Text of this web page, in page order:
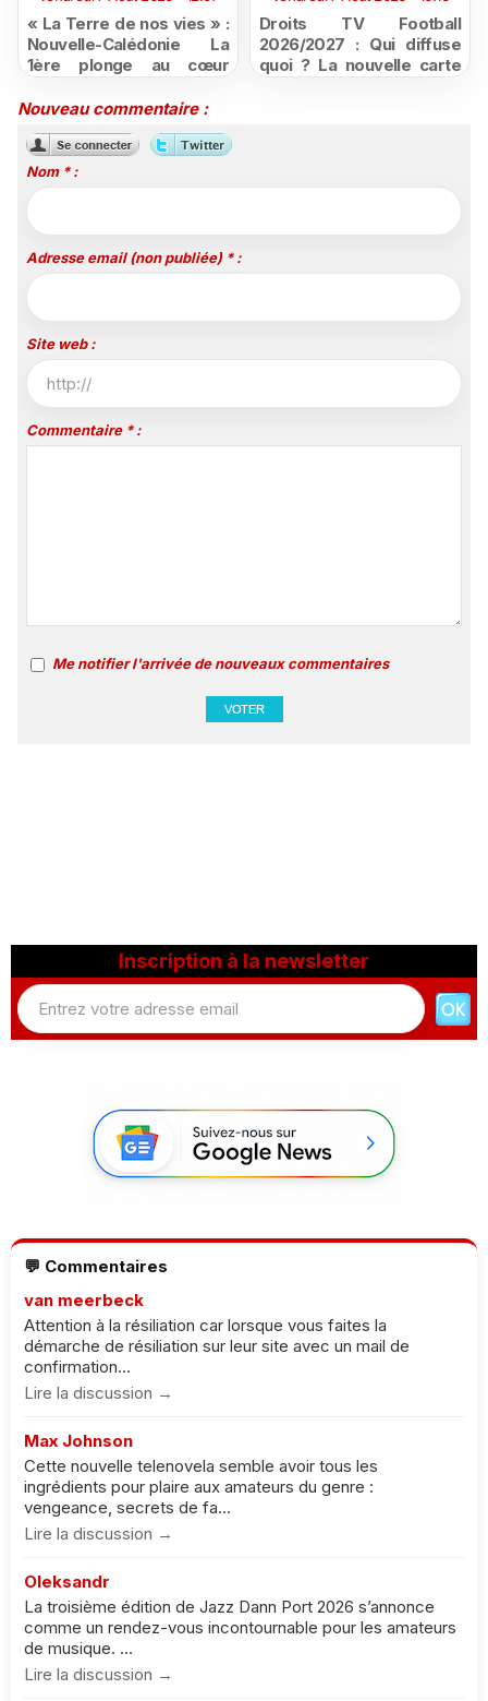
« La Terre de nos vies » :
Nouvelle-Calédonie La
1ère plonge au cœur
mutation
Droits TV Football
2026/2027 : Qui diffuse
quoi ? La nouvelle carte
Nouveau commentaire :
Nom * :
Adresse email (non publiée) * :
Site web :
Commentaire * :
Me notifier l'arrivée de nouveaux commentaires
Inscription à la newsletter
💬 Commentaires
van meerbeck
Attention à la résiliation car lorsque vous faites la
démarche de résiliation sur leur site avec un mail de
confirmation...
Lire la discussion →
Max Johnson
Cette nouvelle telenovela semble avoir tous les
ingrédients pour plaire aux amateurs du genre :
vengeance, secrets de fa...
Lire la discussion →
Oleksandr
La troisième édition de Jazz Dann Port 2026 s’annonce
comme un rendez-vous incontournable pour les amateurs
de musique. ...
Lire la discussion →